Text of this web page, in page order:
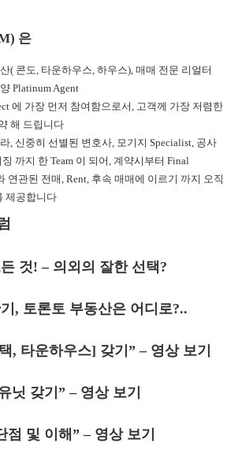
은
( 콘도, 타운하우스, 하우스), 매매 전문 리얼터
Platinum Agent
에 가장 먼저 참여함으로서, 고객께 가장 저렴한
해 드립니다
, 신중히 선별된 변호사, 모기지 Specialist, 공사
까지 한 Team 이 되어, 계약시부터 Final
연관된 전매, Rent, 후속 매매에 이르기 까지 오직
제공합니다
것! – 의외의 잘한 선택?
, 토론토 부동산은 어디로?..
, 타운하우스] 갖기” – 영상 보기
닛 갖기” – 영상 보기
점 및 이해” – 영상 보기